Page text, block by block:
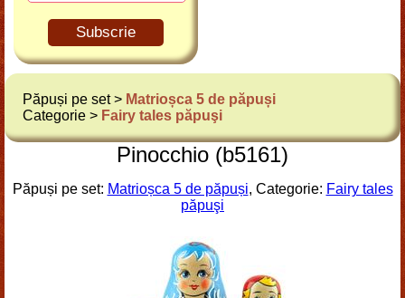
Subscrie
Păpuși pe set > Matrioșca 5 de păpuși
Categorie > Fairy tales păpuşi
Pinocchio (b5161)
Păpuși pe set: Matrioșca 5 de păpuși, Categorie: Fairy tales
păpuşi